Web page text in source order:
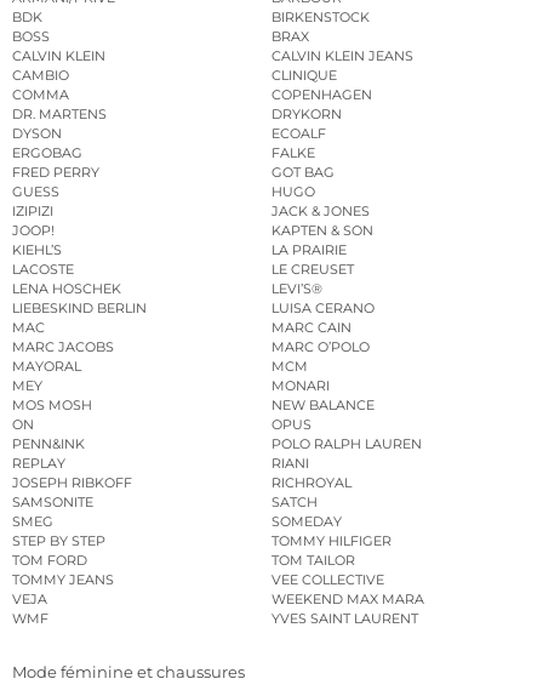
BDK
BIRKENSTOCK
BOSS
BRAX
CALVIN KLEIN
CALVIN KLEIN JEANS
CAMBIO
CLINIQUE
COMMA
COPENHAGEN
DR. MARTENS
DRYKORN
DYSON
ECOALF
ERGOBAG
FALKE
FRED PERRY
GOT BAG
GUESS
HUGO
IZIPIZI
JACK & JONES
JOOP!
KAPTEN & SON
KIEHL’S
LA PRAIRIE
LACOSTE
LE CREUSET
LENA HOSCHEK
LEVI’S®
LIEBESKIND BERLIN
LUISA CERANO
MAC
MARC CAIN
MARC JACOBS
MARC O’POLO
MAYORAL
MCM
MEY
MONARI
MOS MOSH
NEW BALANCE
ON
OPUS
PENN&INK
POLO RALPH LAUREN
REPLAY
RIANI
JOSEPH RIBKOFF
RICHROYAL
SAMSONITE
SATCH
SMEG
SOMEDAY
STEP BY STEP
TOMMY HILFIGER
TOM FORD
TOM TAILOR
TOMMY JEANS
VEE COLLECTIVE
VEJA
WEEKEND MAX MARA
WMF
YVES SAINT LAURENT
Mode féminine et chaussures